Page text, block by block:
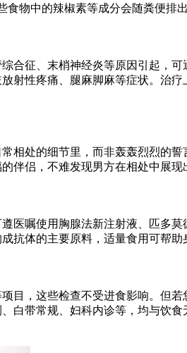
物中的辣椒素等成分会随粪便
合征、末梢神经炎等原因引起，
射性疼痛、腿麻脚麻等症状。治
相处的细节里，而非轰轰烈烈的
伴侣，不难发现男方在相处中展
医嘱使用胸腺法新注射液、匹多
抗体的主要原料，适量食用可帮
目，这些检查不受进食影响。但
白带常规、妇科内诊等，均与饮